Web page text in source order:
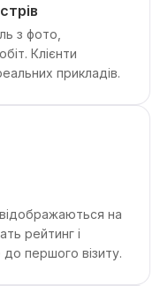
з фото,
Клієнти
прикладів.
відображаються на
рейтинг і
першого візиту.